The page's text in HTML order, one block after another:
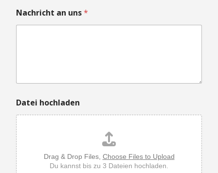
t
Nachricht an uns*
Datei hochladen
Drag & Drop Files, Choose Files to Upload
Du kannst bis zu 3 Dateien hochladen.